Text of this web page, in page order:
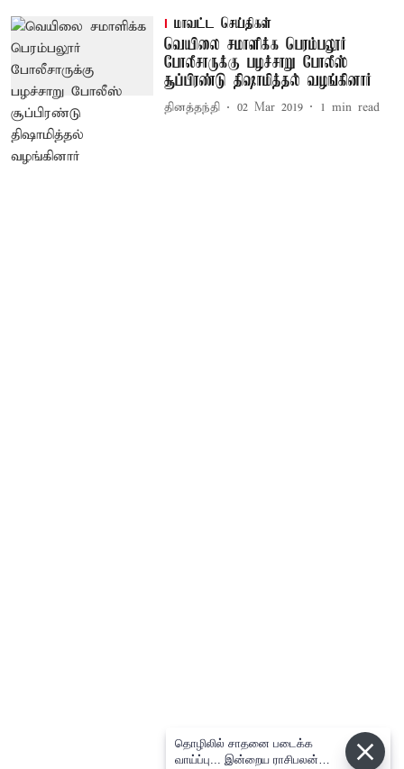
மாவட்ட செய்திகள்
வெயிலை சமாளிக்க பெரம்பலூர்
போலீசாருக்கு பழச்சாறு போலீஸ்
சூப்பிரண்டு திஷாமித்தல் வழங்கினார்
தினத்தந்தி 02 Mar 2019 1 min read
தொழிலில் சாதனை படைக்க
வாய்ப்பு... இன்றைய ராசிபலன்